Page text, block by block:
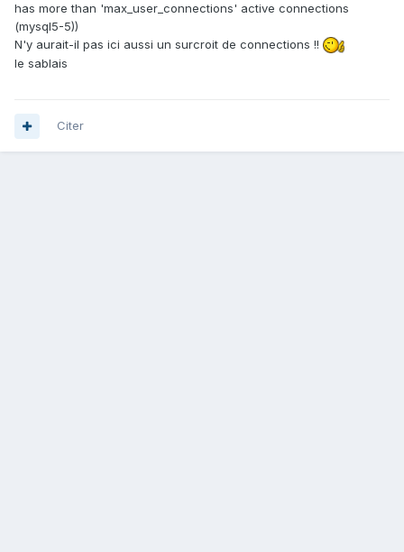
has more than 'max_user_connections' active connections
(mysql5-5))
N'y aurait-il pas ici aussi un surcroit de connections !!
le sablais
Citer